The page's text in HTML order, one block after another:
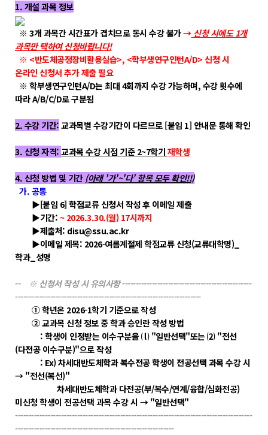
성과확산센터
소개
POLAR explorer
POLAR expert
POLAR W-square
POLAR edu
경진대회
POLARIS LOC
POLARIS LOS
경진대회
TCAT
SIF 2026
소개
개회사
지난 SIF 보기
게시판
공지사항
News
1. 개설 과목 정보
※ 3개 과목간 시간표가 겹치므로 동시 수강 불가→신청 시에도 1개
과목만 택하여 신청바랍니다!
※ <반도체공정장비활용실습>, <학부생연구인턴A/D> 신청 시
온라인 신청서 추가 제출 필요
※ 학부생연구인턴A/D는 최대 4회까지 수강 가능하며, 수강 횟수에
따라 A/B/C/D로 구분됨
2. 수강 기간: 교과목별 수강기간이 다르므로 [붙임 1] 안내문 통해 확인
3. 신청 자격: 교과목 수강 시점 기준 2~7학기 재학생
4. 신청 방법 및 기간 (아래 '가'~'다' 항목 모두 확인!!)
가. 공통
▶[붙임 6] 학점교류 신청서 작성 후 이메일 제출
▶기간: ~ 2026.3.30.(월) 17시까지
▶제출처: disu@ssu.ac.kr
▶이메일 제목: 2026-여름계절제 학점교류 신청(교류대학명)_
학과_성명
-- ※ 신청서 작성 시 유의사항------------------------------------------------
---------------------------------------------------------------------
① 학년은 2026-1학기 기준으로 작성
② 교과목 신청 정보 중 학과 승인란 작성 방법
: 학생이 인정받는 이수구분을 ⒧ "일반선택"또는 ⑵ "전선
(다전공 이수구분)"으로 작성
: Ex) 차세대반도체학과 복수전공 학생이 전공선택 과목 수강 시
→ "전선(복선)"
차세대반도체학과 다전공(부/복수/연계/융합/심화전공)
미신청 학생이 전공선택 과목 수강 시 → "일반선택"
----------------------------------------------------------------------------------------
-----------------------------------------------------------